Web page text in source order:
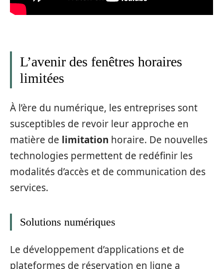
L’avenir des fenêtres horaires
limitées
À l’ère du numérique, les entreprises sont
susceptibles de revoir leur approche en
matière de limitation horaire. De nouvelles
technologies permettent de redéfinir les
modalités d’accès et de communication des
services.
Solutions numériques
Le développement d’applications et de
plateformes de réservation en ligne a